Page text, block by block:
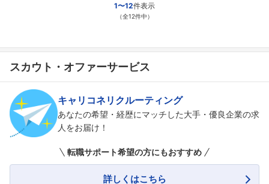
1〜12件表示
（全12件中）
スカウト・オファーサービス
キャリコネリクルーティング
あなたの希望・経歴にマッチした大手・優良企業の求
人をお届け！
転職サポート希望の方にもおすすめ
詳しくはこちら